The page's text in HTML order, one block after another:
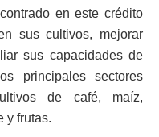
en este crédito
sus cultivos, mejorar
sus capacidades de
principales sectores
de café, maíz,
y frutas.